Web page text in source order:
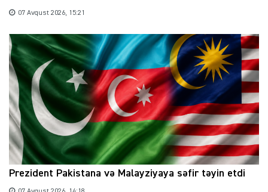
07 Avqust 2026, 15:21
Prezident Pakistana və Malayziyaya səfir təyin etdi